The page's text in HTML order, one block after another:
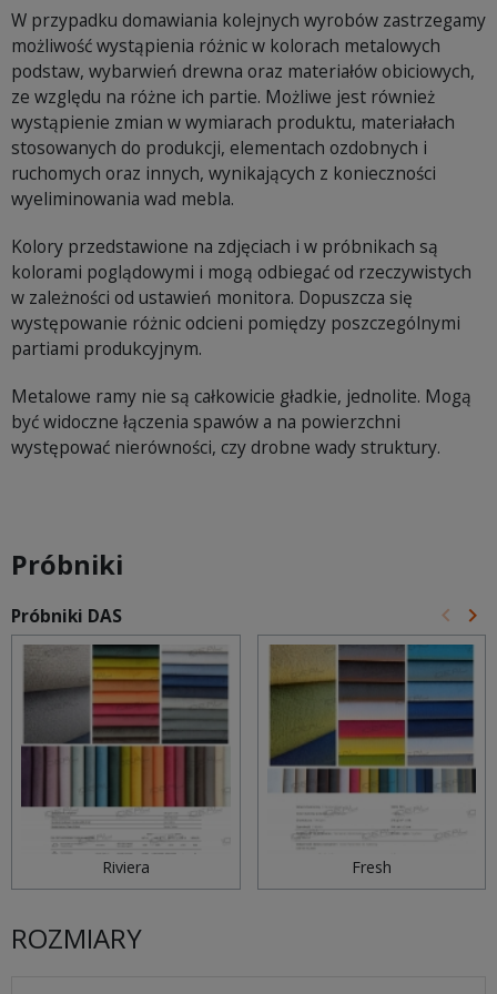
W przypadku domawiania kolejnych wyrobów zastrzegamy
możliwość wystąpienia różnic w kolorach metalowych
podstaw, wybarwień drewna oraz materiałów obiciowych,
ze względu na różne ich partie. Możliwe jest również
wystąpienie zmian w wymiarach produktu, materiałach
stosowanych do produkcji, elementach ozdobnych i
ruchomych oraz innych, wynikających z konieczności
wyeliminowania wad mebla.
Kolory przedstawione na zdjęciach i w próbnikach są
kolorami poglądowymi i mogą odbiegać od rzeczywistych
w zależności od ustawień monitora. Dopuszcza się
występowanie różnic odcieni pomiędzy poszczególnymi
partiami produkcyjnym.
Metalowe ramy nie są całkowicie gładkie, jednolite. Mogą
być widoczne łączenia spawów a na powierzchni
występować nierówności, czy drobne wady struktury.
Próbniki
Próbniki DAS keyboard_arrow_left keyboard_arrow_right
Riviera Fresh
ROZMIARY